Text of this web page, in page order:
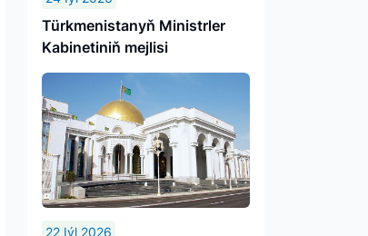
Türkmenistanyň Ministrler
Kabinetiniň mejlisi
22 Iýl 2026